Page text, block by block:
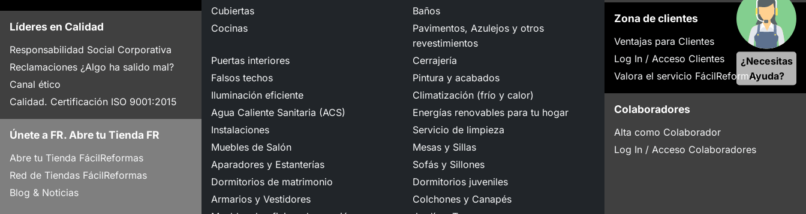
¿Necesitas
Ayuda?
Líderes en Calidad
Responsabilidad Social Corporativa
Reclamaciones ¿Algo ha salido mal?
Canal ético
Calidad. Certificación ISO 9001:2015
Únete a FR. Abre tu Tienda FR
Abre tu Tienda FácilReformas
Red de Tiendas FácilReformas
Blog & Noticias
Cubiertas
Baños
Cocinas
Pavimentos, Azulejos y otros
revestimientos
Puertas interiores
Cerrajería
Falsos techos
Pintura y acabados
Iluminación eficiente
Climatización (frío y calor)
Agua Caliente Sanitaria (ACS)
Energías renovables para tu hogar
Instalaciones
Servicio de limpieza
Muebles de Salón
Mesas y Sillas
Aparadores y Estanterías
Sofás y Sillones
Dormitorios de matrimonio
Dormitorios juveniles
Armarios y Vestidores
Colchones y Canapés
Zona de clientes
Ventajas para Clientes
Log In / Acceso Clientes
Valora el servicio FácilReformas
Colaboradores
Alta como Colaborador
Log In / Acceso Colaboradores